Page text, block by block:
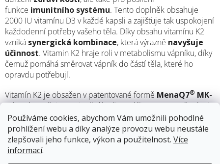
Používáme cookies, abychom Vám umožnili pohodlné
prohlížení webu a díky analýze provozu webu neustále
zlepšovali jeho funkce, výkon a použitelnost. Více
informací.
funkce imunitního systému. Tento doplněk obsahuje
2000 IU vitamínu D3 v každé kapsli a zajišťuje tak uspokojení
každodenní potřeby vašeho těla. Díky obsahu vitamínu K2
vzniká synergická kombinace, která výrazně navyšuje
účinnost. Vitamin K2 hraje roli v metabolismu vápníku, díky
čemuž pomáhá směrovat vápník do částí těla, které ho
opravdu potřebují.
Vitamín K2 je obsažen v patentované formě MenaQ7® MK-
7, která zaručuje maximální kvalitu a účinnost. Kromě toho je
doplněk obohacen o MCT olej, který je bohatým zdrojem
nasycených mastných kyselin, pomáhá tak optimalizovat
vstřebávání vitaminu D3, čímž maximalizuje jeho biologickou
dostupnost a účinek. Natios Vitamin D3 & K2 dosahuje všech